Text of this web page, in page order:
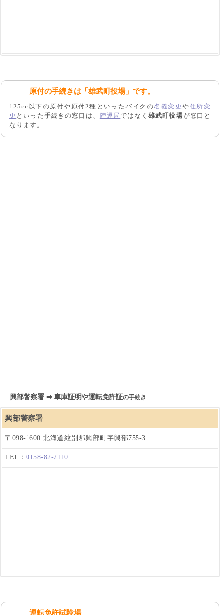
原付の手続きは「雄武町役場」です。
125cc以下の原付や原付2種といったバイクの名義変更や住所変
更 といった手続きの窓口は、 陸運局ではなく 雄武町役場 が窓口と
なります。
興部警察署 ➡ 車庫証明や運転免許証の手続き
興部警察署
〒098-1600 北海道紋別郡興部町字興部755-3
TEL： 0158-82-2110
運転免許試験場